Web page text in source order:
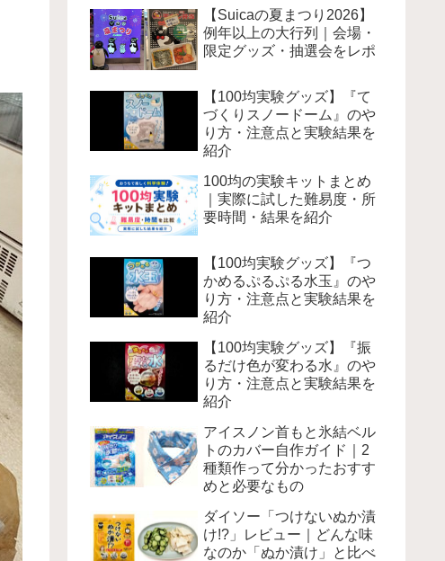
【Suicaの夏まつり2026】
例年以上の大行列｜会場・
限定グッズ・抽選会をレポ
【100均実験グッズ】『て
づくりスノードーム』のや
り方・注意点と実験結果を
紹介
100均の実験キットまとめ
｜実際に試した難易度・所
要時間・結果を紹介
【100均実験グッズ】『つ
かめるぷるぷる水玉』のや
り方・注意点と実験結果を
紹介
【100均実験グッズ】『振
るだけ色が変わる水』のや
り方・注意点と実験結果を
紹介
アイスノン首もと氷結ベル
トのカバー自作ガイド｜2
種類作って分かったおすす
めと必要なもの
ダイソー「つけないぬか漬
け!?」レビュー｜どんな味
なのか「ぬか漬け」と比べ